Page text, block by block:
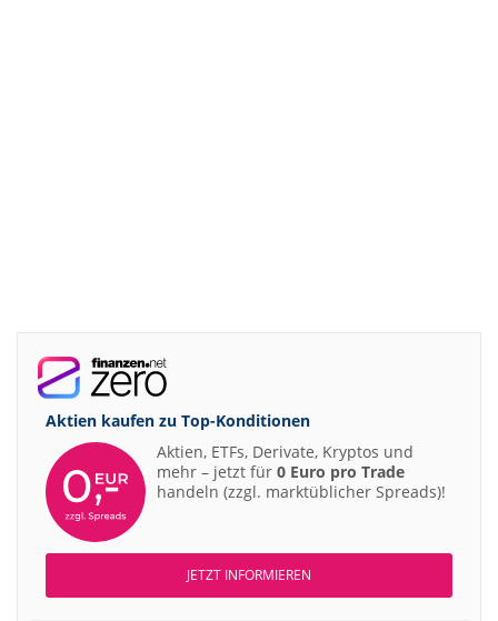
Aktien kaufen zu Top-Konditionen
Aktien, ETFs, Derivate, Kryptos und
mehr – jetzt für 0 Euro pro Trade
handeln (zzgl. marktüblicher Spreads)!
JETZT INFORMIEREN